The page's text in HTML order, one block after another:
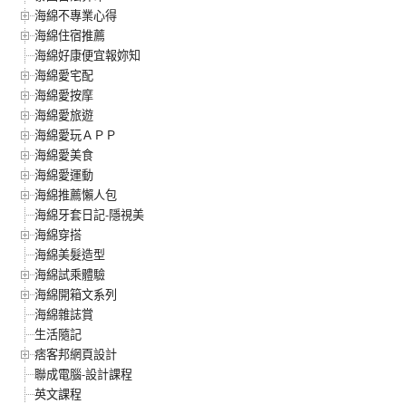
海綿不專業心得
海綿住宿推薦
海綿好康便宜報妳知
海綿愛宅配
海綿愛按摩
海綿愛旅遊
海綿愛玩ＡＰＰ
海綿愛美食
海綿愛運動
海綿推薦懶人包
海綿牙套日記-隱視美
海綿穿搭
海綿美髮造型
海綿試乘體驗
海綿開箱文系列
海綿雜誌賞
生活隨記
痞客邦網頁設計
聯成電腦-設計課程
英文課程